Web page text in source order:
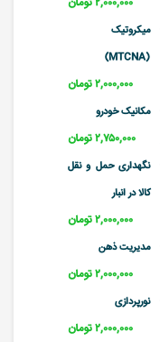
میکروتیک
(MTCNA)
۲,۰۰۰,۰۰۰ تومان
مکانیک خودرو
۲,۷۵۰,۰۰۰ تومان
نگهداری حمل و نقل
کالا در انبار
۲,۰۰۰,۰۰۰ تومان
مدیریت ذهن
۲,۰۰۰,۰۰۰ تومان
نورپردازی
۲,۰۰۰,۰۰۰ تومان